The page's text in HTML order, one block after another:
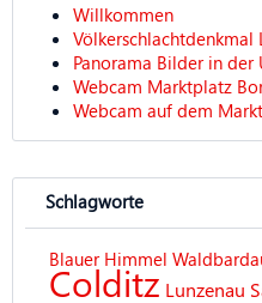
Willkommen
Völkerschlachtdenkmal
Panorama Bilder in der
Webcam Marktplatz
Webcam auf dem
Schlagworte
Blauer Himmel
Colditz Lunzenau